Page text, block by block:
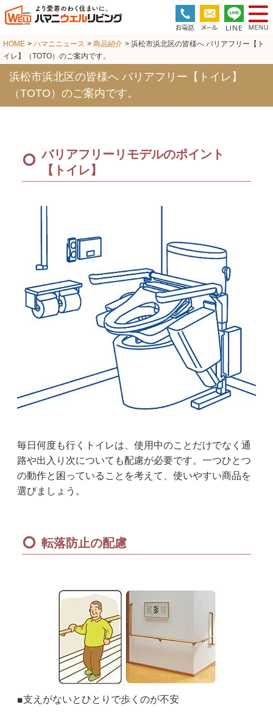
HOME > ハマニニュース > 商品紹介 > 浜松市浜北区の皆様へ バリアフリー【ト
イレ】（TOTO）のご案内です。
浜松市浜北区の皆様へ バリアフリー【トイレ】
（TOTO）のご案内です。
バリアフリーリモデルのポイント
【トイレ】
毎日何度も行くトイレは、使用中のことだけでなく通
路や出入り次についても配慮が必要です。一つひとつ
の動作と困っていることを考えて、使いやすい商品を
選びましょう。
転落防止の配慮
■支えがないとひとりで歩くのが不安